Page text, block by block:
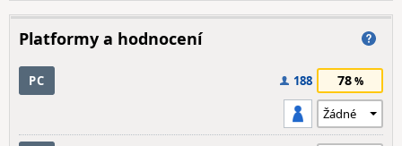
Platformy a hodnocení
PC 188 78